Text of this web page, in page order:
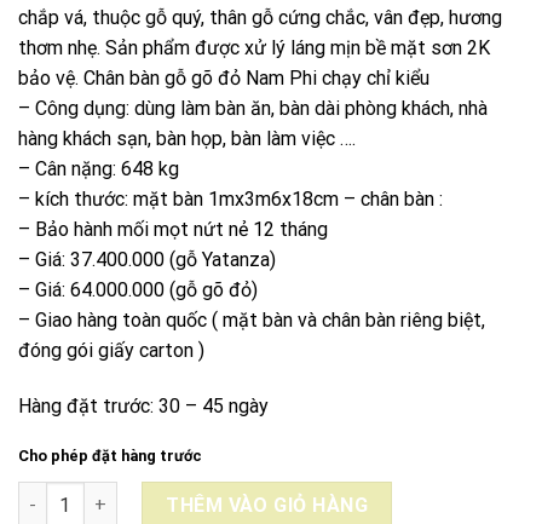
chắp vá, thuộc gỗ quý, thân gỗ cứng chắc, vân đẹp, hương
thơm nhẹ. Sản phẩm được xử lý láng mịn bề mặt sơn 2K
bảo vệ. Chân bàn gỗ gõ đỏ Nam Phi chạy chỉ kiểu
– Công dụng: dùng làm bàn ăn, bàn dài phòng khách, nhà
hàng khách sạn, bàn họp, bàn làm việc ….
– Cân nặng: 648 kg
– kích thước: mặt bàn 1mx3m6x18cm – chân bàn :
– Bảo hành mối mọt nứt nẻ 12 tháng
– Giá: 37.400.000 (gỗ Yatanza)
– Giá: 64.000.000 (gỗ gõ đỏ)
– Giao hàng toàn quốc ( mặt bàn và chân bàn riêng biệt,
đóng gói giấy carton )
Hàng đặt trước: 30 – 45 ngày
Cho phép đặt hàng trước
BÀN DÀI GỖ GÕ ĐỎ NAM PHI NGUYÊN KHỐI 1mx3m6x18cm số
THÊM VÀO GIỎ HÀNG